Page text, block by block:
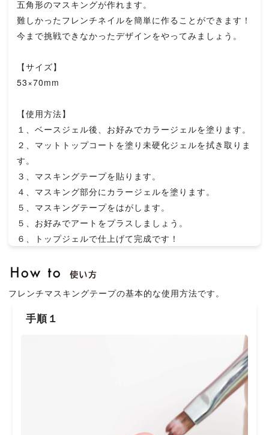
五角形のマスキングが作れます。
難しかったフレンチネイルを簡単に作ることができます！
今まで挑戦できなかったデザインをやってみましょう。
【サイズ】
53×70mm
【使用方法】
１、ベースジェル後、お好みでカラージェルを塗ります。
２、マットトップコートを塗り未硬化ジェルを拭き取りま
す。
３、マスキングテープを貼ります。
４、マスキング部分にカラージェルを塗ります。
５、マスキングテープをはがします。
５、お好みでアートをプラスしましょう。
６、トップジェルで仕上げて完成です！
フレンチマスキングテープの基本的な使用方法です。
手順１